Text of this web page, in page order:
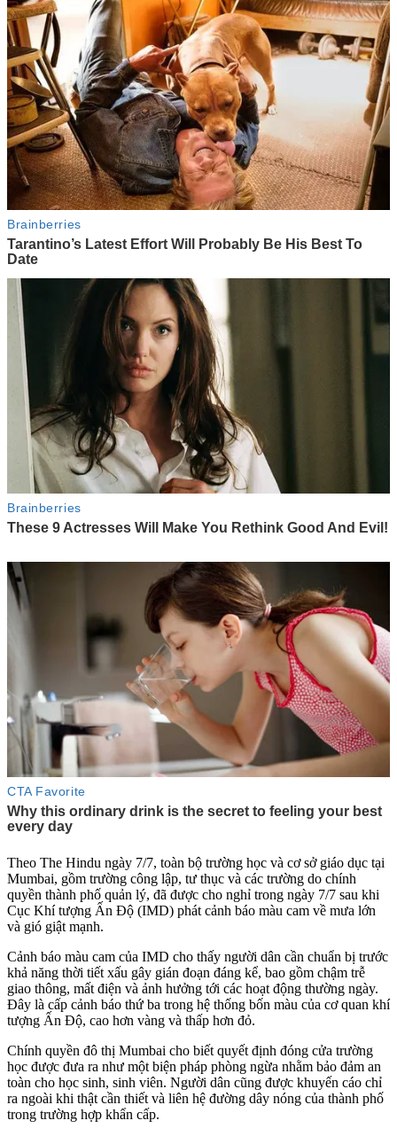
Theo The Hindu ngày 7/7, toàn bộ trường học và cơ sở giáo dục tại
Mumbai, gồm trường công lập, tư thục và các trường do chính
quyền thành phố quản lý, đã được cho nghỉ trong ngày 7/7 sau khi
Cục Khí tượng Ấn Độ (IMD) phát cảnh báo màu cam về mưa lớn
và gió giật mạnh.
Cảnh báo màu cam của IMD cho thấy người dân cần chuẩn bị trước
khả năng thời tiết xấu gây gián đoạn đáng kể, bao gồm chậm trễ
giao thông, mất điện và ảnh hưởng tới các hoạt động thường ngày.
Đây là cấp cảnh báo thứ ba trong hệ thống bốn màu của cơ quan khí
tượng Ấn Độ, cao hơn vàng và thấp hơn đỏ.
Chính quyền đô thị Mumbai cho biết quyết định đóng cửa trường
học được đưa ra như một biện pháp phòng ngừa nhằm bảo đảm an
toàn cho học sinh, sinh viên. Người dân cũng được khuyến cáo chỉ
ra ngoài khi thật cần thiết và liên hệ đường dây nóng của thành phố
trong trường hợp khẩn cấp.